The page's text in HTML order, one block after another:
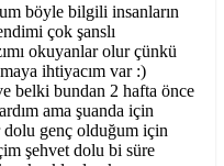
böyle bilgili insanların
çok şanslı
okuyanlar olur çünkü
ihtiyacım var :)
belki bundan 2 hafta önce
ama şuanda için
genç olduğum için
şehvet dolu bi süre